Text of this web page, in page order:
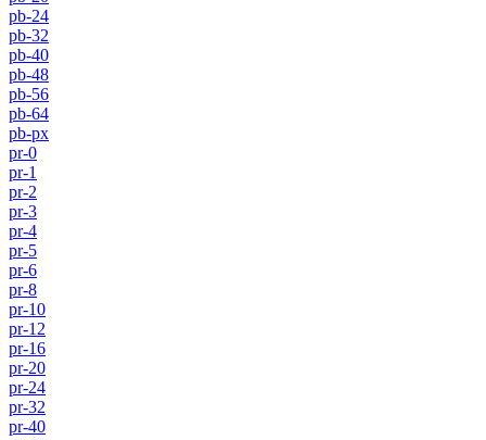
pb-24
pb-32
pb-40
pb-48
pb-56
pb-64
pb-px
pr-0
pr-1
pr-2
pr-3
pr-4
pr-5
pr-6
pr-8
pr-10
pr-12
pr-16
pr-20
pr-24
pr-32
pr-40